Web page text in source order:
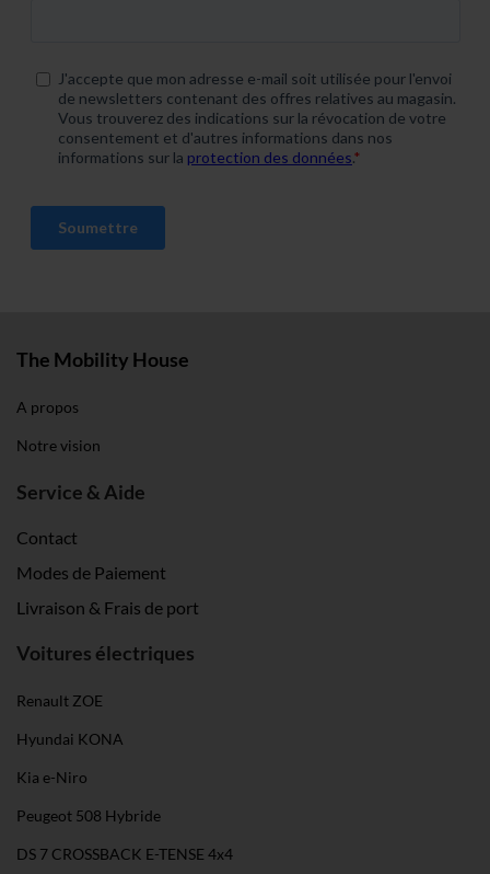
unsererDatenschutzerklärungund unserem
Impressum
The Mobility House
A propos
Notre vision
Service & Aide
Contact
Modes de Paiement
Livraison & Frais de port
Voitures électriques
Renault ZOE
Hyundai KONA
Kia e-Niro
Peugeot 508 Hybride
DS 7 CROSSBACK E-TENSE 4x4